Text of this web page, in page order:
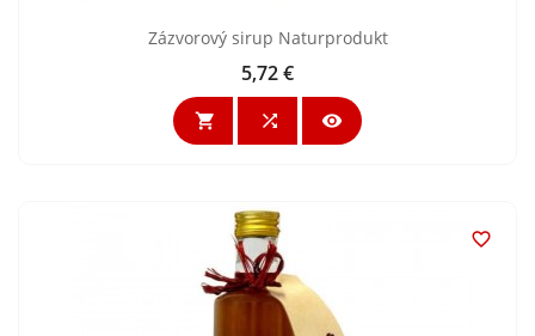
Zázvorový sirup Naturprodukt
Cena
5,72 €
  
